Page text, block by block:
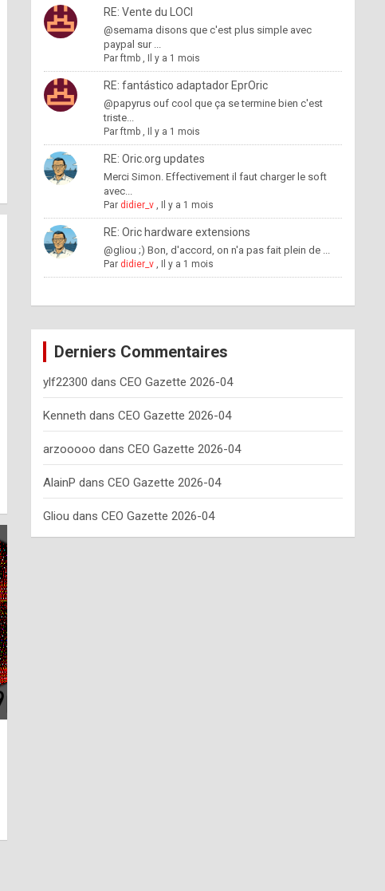
RE: Vente du LOCI
@semama disons que c'est plus simple avec
paypal sur ...
Par ftmb, Il y a 1 mois
RE: fantástico adaptador EprOric
@papyrus ouf cool que ça se termine bien c'est
triste...
Par ftmb, Il y a 1 mois
RE: Oric.org updates
Merci Simon. Effectivement il faut charger le soft
avec...
Par didier_v, Il y a 1 mois
RE: Oric hardware extensions
@gliou ;) Bon, d'accord, on n'a pas fait plein de ...
Par didier_v, Il y a 1 mois
Derniers Commentaires
ylf22300 dans CEO Gazette 2026-04
Kenneth dans CEO Gazette 2026-04
arzooooo dans CEO Gazette 2026-04
AlainP dans CEO Gazette 2026-04
Gliou dans CEO Gazette 2026-04